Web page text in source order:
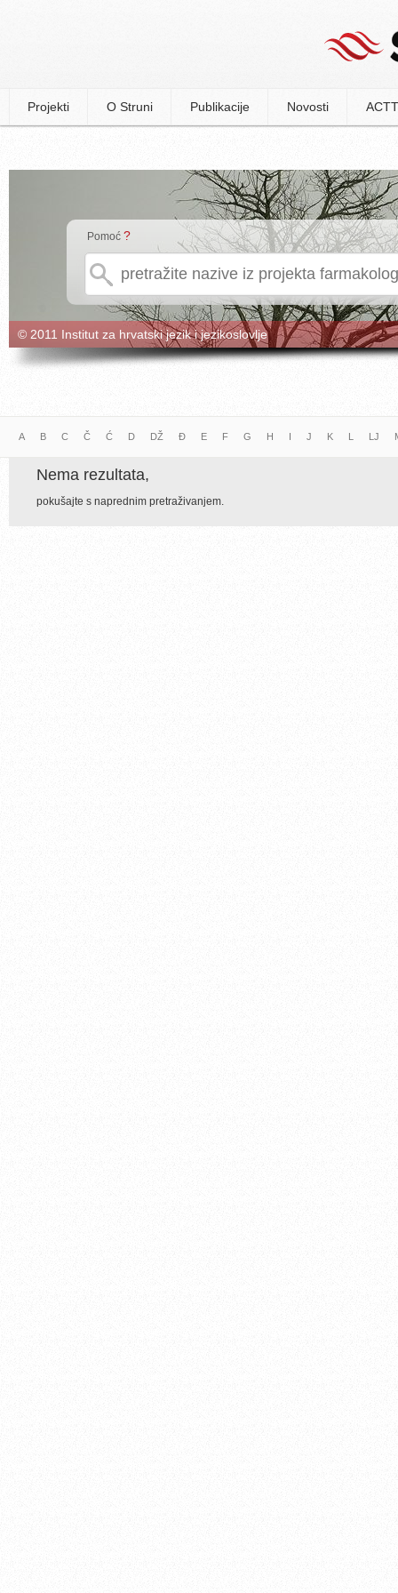
Projekti O Struni Publikacije Novosti
Pomoć ?
© 2011 Institut za hrvatski jezik i jezikoslovlje
A B C Č Ć D DŽ Đ E F G H I J K L LJ
Nema rezultata,
pokušajte s naprednim pretraživanjem.